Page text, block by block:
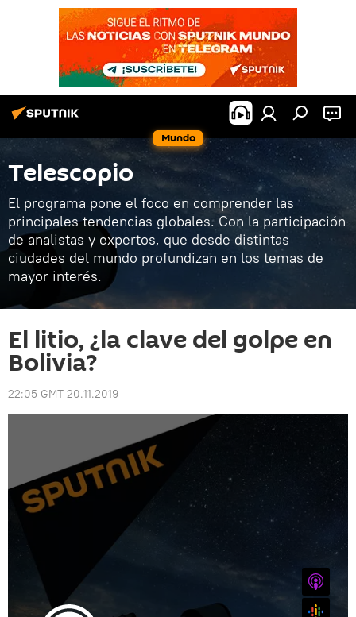
Mundo
Telescopio
El programa pone el foco en comprender las
principales tendencias globales. Con la participación
de analistas y expertos, que desde distintas
ciudades del mundo profundizan en los temas de
mayor interés.
El litio, ¿la clave del golpe en
Bolivia?
22:05 GMT 20.11.2019